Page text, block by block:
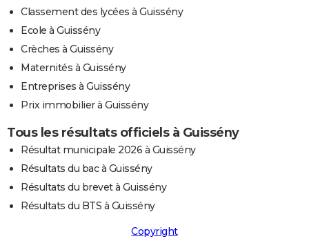
Classement des lycées à Guissény
Ecole à Guissény
Crèches à Guissény
Maternités à Guissény
Entreprises à Guissény
Prix immobilier à Guissény
Tous les résultats officiels à Guissény
Résultat municipale 2026 à Guissény
Résultats du bac à Guissény
Résultats du brevet à Guissény
Résultats du BTS à Guissény
Copyright